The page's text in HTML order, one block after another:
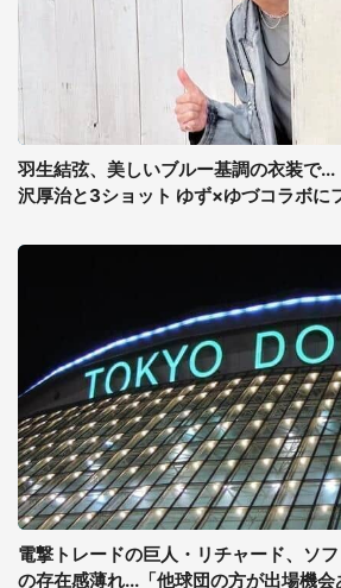
羽生結弦、美しいブルー基調の衣装で
沢厚治と3ショット ゆず×ゆづコラボに
電撃トレードの巨人・リチャード、ソ
の存在感薄れ...「他球団の方が出場機